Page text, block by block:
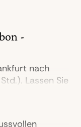
-
nach
Lassen Sie
oder nutzen
den